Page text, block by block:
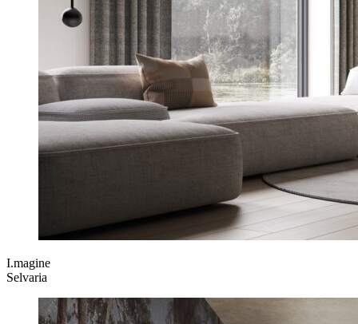
I.magine
Selvaria